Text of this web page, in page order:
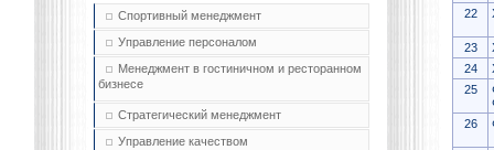
Спортивный менеджмент
Управление персоналом
Менеджмент в гостиничном и ресторанном
бизнесе
Стратегический менеджмент
Управление качеством
22
23
24
25
26